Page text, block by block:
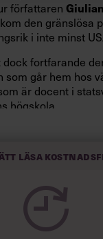
författaren
den gränslösa
i inte minst
dock fortfarande
som går hem hos
är docent i
högskola.
med båda fötterna
är hur jag
för fram i
läsa